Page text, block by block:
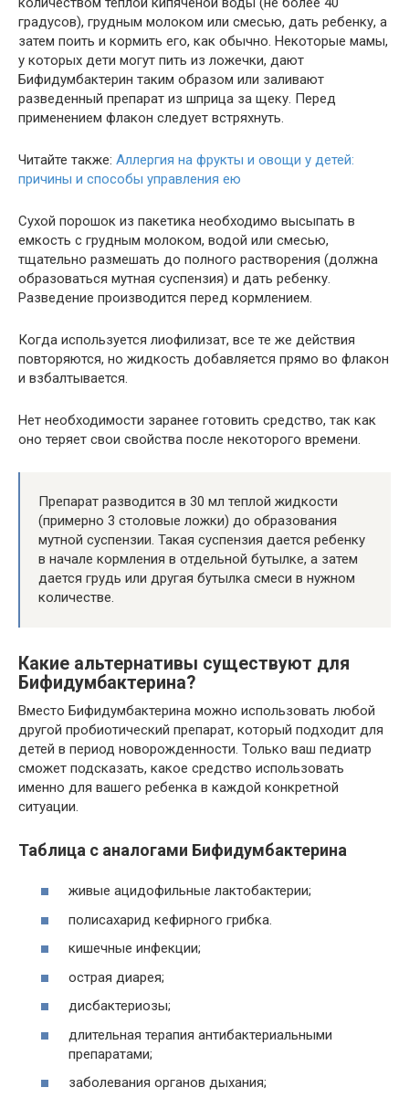
градусов), грудным молоком или смесью, дать ребенку, а
затем поить и кормить его, как обычно. Некоторые мамы,
у которых дети могут пить из ложечки, дают
Бифидумбактерин таким образом или заливают
разведенный препарат из шприца за щеку. Перед
применением флакон следует встряхнуть.
Читайте также: Аллергия на фрукты и овощи у детей:
причины и способы управления ею
Сухой порошок из пакетика необходимо высыпать в
емкость с грудным молоком, водой или смесью,
тщательно размешать до полного растворения (должна
образоваться мутная суспензия) и дать ребенку.
Разведение производится перед кормлением.
Когда используется лиофилизат, все те же действия
повторяются, но жидкость добавляется прямо во флакон
и взбалтывается.
Нет необходимости заранее готовить средство, так как
оно теряет свои свойства после некоторого времени.
Препарат разводится в 30 мл теплой жидкости
(примерно 3 столовые ложки) до образования
мутной суспензии. Такая суспензия дается ребенку
в начале кормления в отдельной бутылке, а затем
дается грудь или другая бутылка смеси в нужном
количестве.
Какие альтернативы существуют для
Бифидумбактерина?
Вместо Бифидумбактерина можно использовать любой
другой пробиотический препарат, который подходит для
детей в период новорожденности. Только ваш педиатр
сможет подсказать, какое средство использовать
именно для вашего ребенка в каждой конкретной
ситуации.
Таблица с аналогами Бифидумбактерина
живые ацидофильные лактобактерии;
полисахарид кефирного грибка.
кишечные инфекции;
острая диарея;
дисбактериозы;
длительная терапия антибактериальными
препаратами;
заболевания органов дыхания;